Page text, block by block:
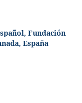
Fundación
España